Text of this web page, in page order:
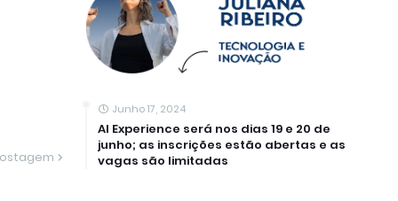
Junho 17, 2024
AI Experience será nos dias 19 e 20 de
junho; as inscrições estão abertas e as
vagas são limitadas